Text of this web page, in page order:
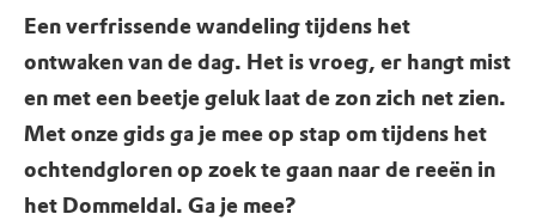
Een verfrissende wandeling tijdens het
ontwaken van de dag. Het is vroeg, er hangt mist
en met een beetje geluk laat de zon zich net zien.
Met onze gids ga je mee op stap om tijdens het
ochtendgloren op zoek te gaan naar de reeën in
het Dommeldal. Ga je mee?